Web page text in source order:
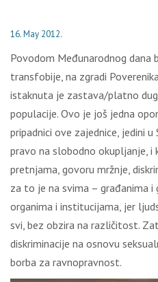
16. May 2012.
Povodom Međunarodnog
transfobije, na zgradi
istaknuta je zastava/platno
populacije. Ovo je još jedna
pripadnici ove zajednice, jedini
pravo na slobodno okupljanje, i
pretnjama, govoru mržnje,
za to je na svima – građanima i
organima i institucijama, jer
svi, bez obzira na različitost.
diskriminacije na osnovu
borba za ravnopravnost.